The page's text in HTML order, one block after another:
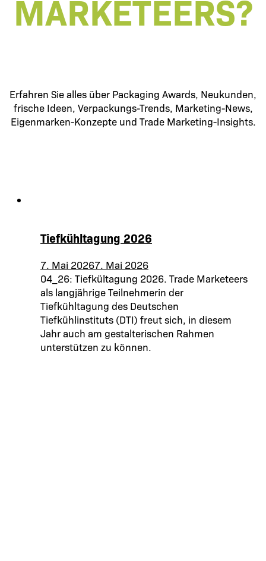
Erfahren Sie alles über Packaging Awards, Neukunden,
frische Ideen, Verpackungs-Trends, Marketing-News,
Eigenmarken-Konzepte und Trade Marketing-Insights.
Tiefkühltagung 2026
7. Mai 20267. Mai 2026
04_26: Tiefkültagung 2026. Trade Marketeers
als langjährige Teilnehmerin der
Tiefkühltagung des Deutschen
Tiefkühlinstituts (DTI) freut sich, in diesem
Jahr auch am gestalterischen Rahmen
unterstützen zu können.